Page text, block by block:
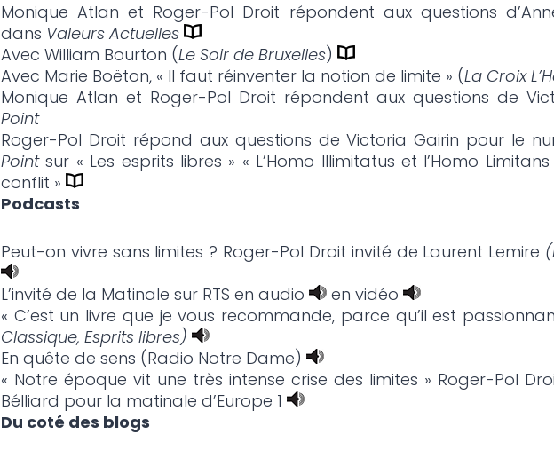
Monique Atlan et Roger-Pol Droit répondent aux questions
dans Valeurs Actuelles
Avec William Bourton (Le Soir de Bruxelles)
Avec Marie Boëton, « Il faut réinventer la notion de limite » (La Croix
Monique Atlan et Roger-Pol Droit répondent aux questions de
Point
Roger-Pol Droit répond aux questions de Victoria Gairin pour le
Pointsur « Les esprits libres » « L’Homo Illimitatus et l’Homo
conflit »
Podcasts
Peut-on vivre sans limites ? Roger-Pol Droit invité de Laurent Lemire
L’invité de la Matinale sur RTS en audio
en vidéo
« C’est un livre que je vous recommande, parce qu’il est
Classique, Esprits libres)
En quête de sens (Radio Notre Dame)
« Notre époque vit une très intense crise des limites » Roger-Pol
Bélliard pour la matinale d’Europe 1
Du coté des blogs